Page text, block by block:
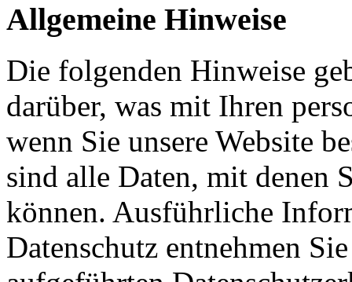
Allgemeine Hinweise
Die folgenden Hinweise
darüber, was mit Ihren
wenn Sie unsere Website
sind alle Daten, mit denen
können. Ausführliche
Datenschutz entnehmen